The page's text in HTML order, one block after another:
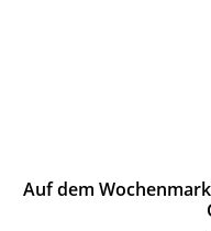
Auf dem